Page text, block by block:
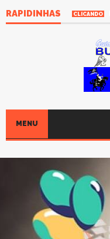
RAPIDINHAS CLICANDO
MENU